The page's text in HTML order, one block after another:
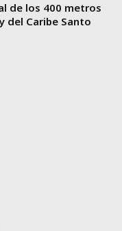
de los 400 metros
del Caribe Santo